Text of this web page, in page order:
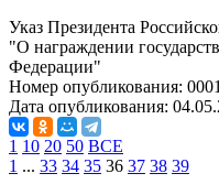
Указ Президента
"О награждении
Федерации"
Номер опубликования:
Дата опубликования:
1 10 20 50 ВСЕ
1 ... 33 34 35 36 37 38 39